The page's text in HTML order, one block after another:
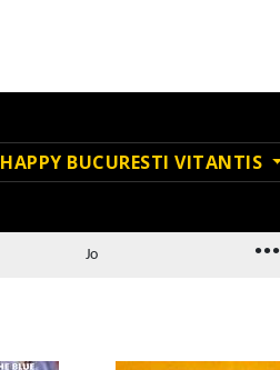
HAPPY BUCURESTI VITANTIS
Jo ...